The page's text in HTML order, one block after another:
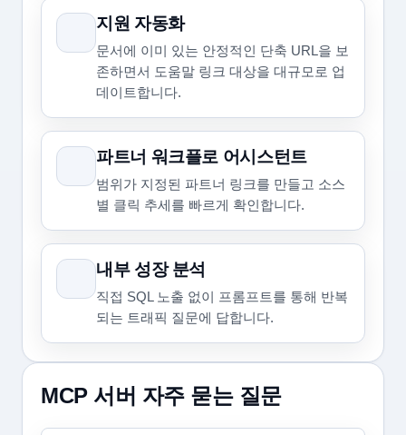
지원 자동화
문서에 이미 있는 안정적인 단축 URL을 보
존하면서 도움말 링크 대상을 대규모로 업
데이트합니다.
파트너 워크플로 어시스턴트
범위가 지정된 파트너 링크를 만들고 소스
별 클릭 추세를 빠르게 확인합니다.
내부 성장 분석
직접 SQL 노출 없이 프롬프트를 통해 반복
되는 트래픽 질문에 답합니다.
MCP 서버 자주 묻는 질문